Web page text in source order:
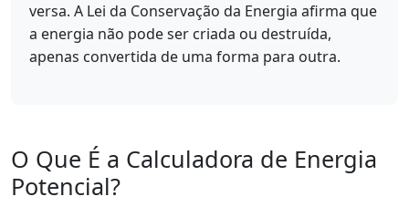
versa. A Lei da Conservação da Energia afirma que
a energia não pode ser criada ou destruída,
apenas convertida de uma forma para outra.
O Que É a Calculadora de Energia
Potencial?